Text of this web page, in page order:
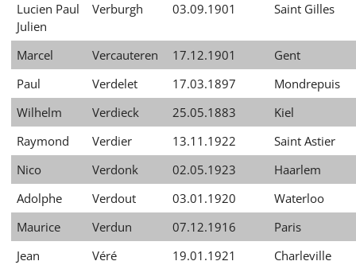
Lucien Paul
Julien
Verburgh 03.09.1901 Saint Gilles
Marcel Vercauteren 17.12.1901
Gent
Paul
Verdelet 17.03.1897
Mondrepuis
Wilhelm
Verdieck 25.05.1883
Kiel
Raymond
Verdier 13.11.1922
Saint Astier
Nico
Verdonk 02.05.1923
Haarlem
Adolphe
Verdout 03.01.1920
Waterloo
Maurice
Verdun 07.12.1916
Paris
Jean
Véré 19.01.1921
Charleville